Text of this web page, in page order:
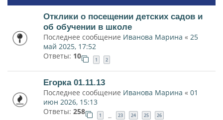
Отклики о посещении детских садов и
об обучении в школе
Последнее сообщение Иванова Марина « 25
май 2025, 17:52
Ответы: 10 1 2
Егорка 01.11.13
Последнее сообщение Иванова Марина « 01
июн 2026, 15:13
Ответы: 258 1 … 23 24 25 26